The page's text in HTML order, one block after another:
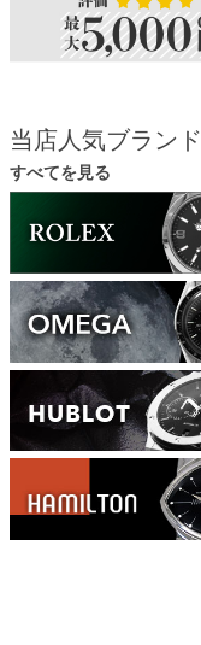
当店人気ブランド
すべてを見る